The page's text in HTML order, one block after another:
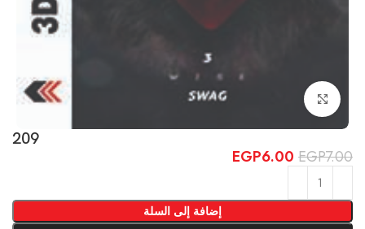
Click to enlarge
209
EGP7.00
EGP6.00
إضافة إلى السلة